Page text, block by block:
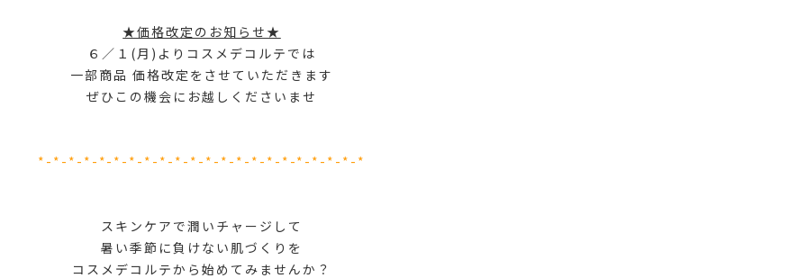
★価格改定のお知らせ★
６／１(月)よりコスメデコルテでは
一部商品 価格改定をさせていただきます
ぜひこの機会にお越しくださいませ
*-*-*-*-*-*-*-*-*-*-*-*-*-*-*-*-*-*-*-*-*-*
スキンケアで潤いチャージして
暑い季節に負けない肌づくりを
コスメデコルテから始めてみませんか？